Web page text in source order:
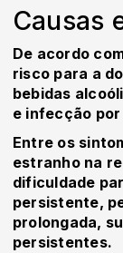
Causas
De acordo
risco para a
bebidas
e infecção por
Entre os
estranho na
dificuldade
persistente,
prolongada,
persistentes.